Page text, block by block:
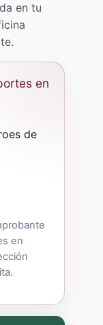
en tu
en
de
en